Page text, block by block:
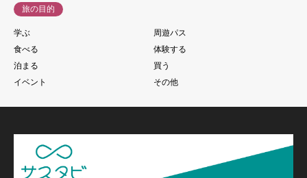
旅の目的
学ぶ
周遊パス
食べる
体験する
泊まる
買う
イベント
その他